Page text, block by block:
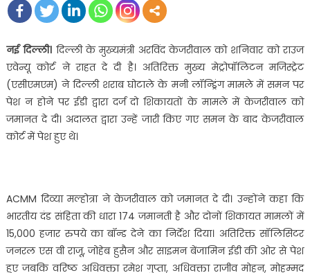
नई दिल्ली। दिल्ली के मुख्यमंत्री अरविंद केजरीवाल को शनिवार को राउज
एवेन्यू कोर्ट ने राहत दे दी है। अतिरिक्त मुख्य मेट्रोपॉलिटन मजिस्ट्रेट
(एसीएमएम) ने दिल्ली शराब घोटाले के मनी लॉन्ड्रिंग मामले में समन पर
पेश न होने पर ईडी द्वारा दर्ज दो शिकायतों के मामले में केजरीवाल को
जमानत दे दी। अदालत द्वारा उन्हें जारी किए गए समन के बाद केजरीवाल
कोर्ट में पेश हुए थे।
ACMM दिव्या मल्होत्रा ​​ने केजरीवाल को जमानत दे दी। उन्होंने कहा कि
भारतीय दंड संहिता की धारा 174 जमानती है और दोनों शिकायत मामलों में
15,000 हजार रुपये का बॉन्ड देने का निर्देश दिया। अतिरिक्त सॉलिसिटर
जनरल एस वी राजू, जोहेब हुसैन और साइमन बेंजामिन ईडी की ओर से पेश
हुए जबकि वरिष्ठ अधिवक्ता रमेश गुप्ता, अधिवक्ता राजीव मोहन, मोहम्मद